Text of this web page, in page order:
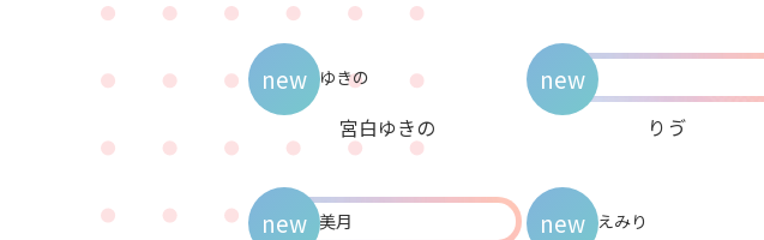
宮白ゆきの
new
りゔ
new
new new